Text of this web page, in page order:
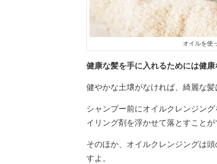
オイルを使
健康な髪を手に入れるためには健
健やかな土壌がなければ、綺麗な髪
シャンプー前にオイルクレンジン
イリング剤を浮かせて落とすことが
そのほか、オイルクレンジングは
すよ。